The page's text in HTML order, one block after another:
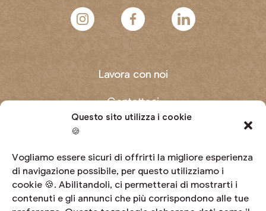
Questo sito utilizza i cookie
🍪
Vogliamo essere sicuri di offrirti la migliore esperienza
di navigazione possibile, per questo utilizziamo i
cookie 🍪. Abilitandoli, ci permetterai di mostrarti i
contenuti e gli annunci che più corrispondono alle tue
Lavora con noi
Contattaci
Diventa produttore
Area riservata